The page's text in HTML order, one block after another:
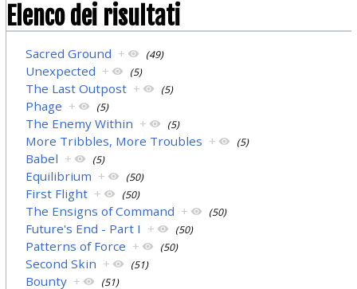
Elenco dei risultati
Sacred Ground + (49)
Unexpected + (5)
The Last Outpost + (5)
Phage + (5)
The Enemy Within + (5)
More Tribbles, More Troubles + (5)
Babel + (5)
Equilibrium + (50)
First Flight + (50)
The Ensigns of Command + (50)
Future's End - Part I + (50)
Patterns of Force + (50)
Second Skin + (51)
Bounty + (51)